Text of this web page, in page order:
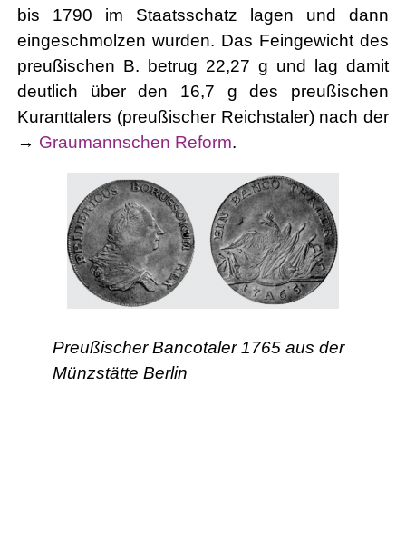
bis 1790 im Staatsschatz lagen und dann
eingeschmolzen wurden. Das Feingewicht des
preußischen B. betrug 22,27 g und lag damit
deutlich über den 16,7 g des preußischen
Kuranttalers (preußischer Reichstaler) nach der
→ Graumannschen Reform.
Preußischer Bancotaler 1765 aus der
Münzstätte Berlin